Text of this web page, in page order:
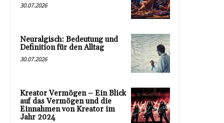
30.07.2026
Neuralgisch: Bedeutung und
Definition für den Alltag
30.07.2026
Kreator Vermögen – Ein Blick
auf das Vermögen und die
Einnahmen von Kreator im
Jahr 2024